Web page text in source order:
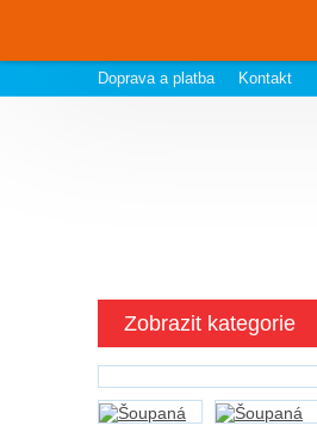
Doprava a platba Kontakt
Zobrazit kategorie